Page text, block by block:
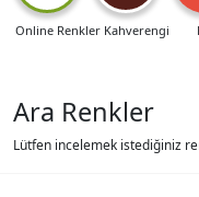
Online Renkler Kahverengi
Ara Renkler
Lütfen incelemek istediğiniz